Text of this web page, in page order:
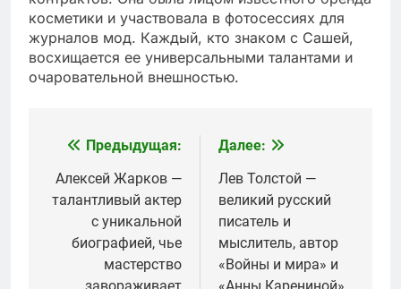
косметики и участвовала в фотосессиях для
журналов мод. Каждый, кто знаком с Сашей,
восхищается ее универсальными талантами и
очаровательной внешностью.
Навигация
по
записям
Предыдущая:
Алексей Жарков —
талантливый актер
с уникальной
биографией, чье
мастерство
завораживает
Далее:
Лев Толстой —
великий русский
писатель и
мыслитель, автор
«Войны и мира» и
«Анны Карениной»